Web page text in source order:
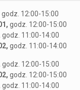
godz. 12:00-15:00
godz. 12:00-15:00
godz. 11:00-14:00
godz. 11:00-14:00
godz. 12:00-15:00
godz. 12:00-15:00
godz. 11:00-14:00